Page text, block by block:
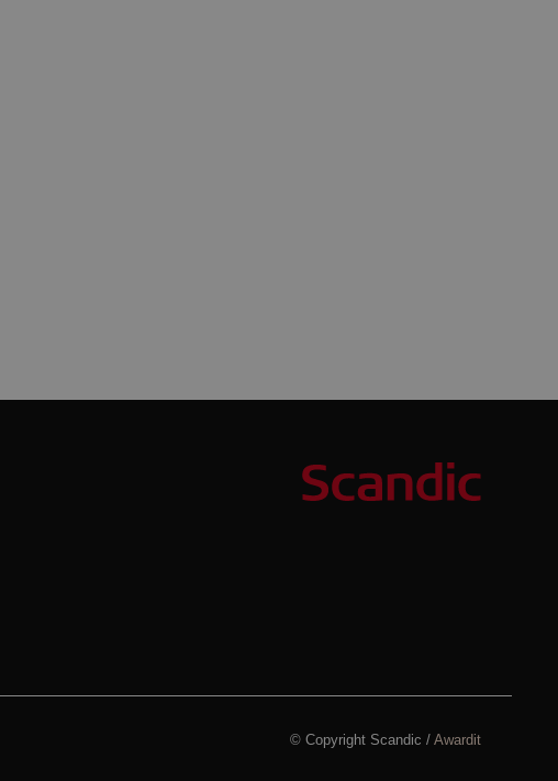
© Copyright Scandic / Awardit